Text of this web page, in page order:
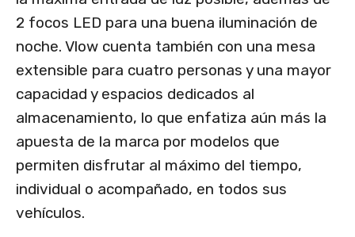
2 focos LED para una buena iluminación de
noche. Vlow cuenta también con una mesa
extensible para cuatro personas y una mayor
capacidad y espacios dedicados al
almacenamiento, lo que enfatiza aún más la
apuesta de la marca por modelos que
permiten disfrutar al máximo del tiempo,
individual o acompañado, en todos sus
vehículos.